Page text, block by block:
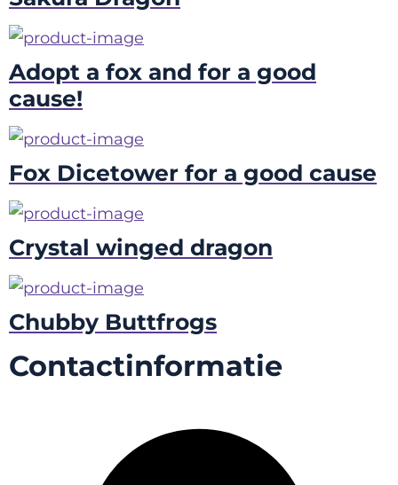
Adopt a fox and for a good
cause!
Fox Dicetower for a good cause
Crystal winged dragon
Chubby Buttfrogs
Contactinformatie